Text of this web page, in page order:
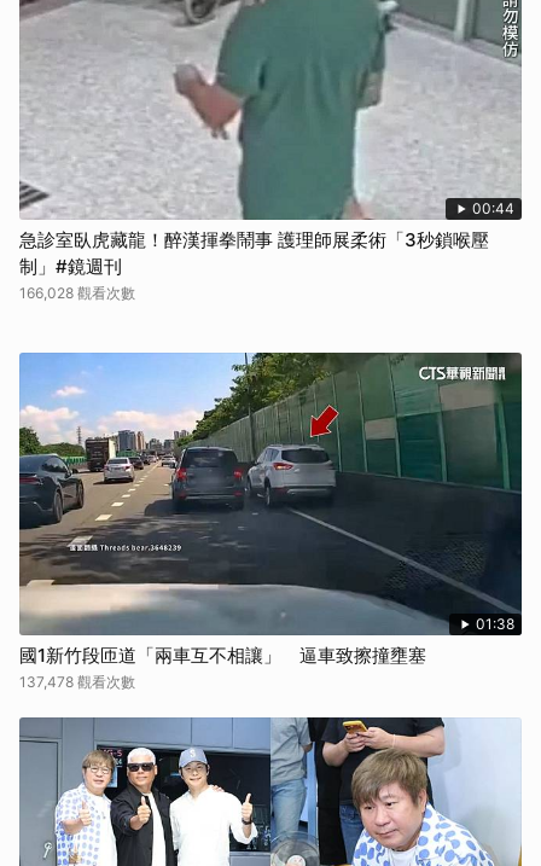
00:44
急診室臥虎藏龍！醉漢揮拳鬧事 護理師展柔術「3秒鎖喉壓
制」#鏡週刊
166,028 觀看次數
01:38
國1新竹段匝道「兩車互不相讓」 逼車致擦撞壅塞
137,478 觀看次數